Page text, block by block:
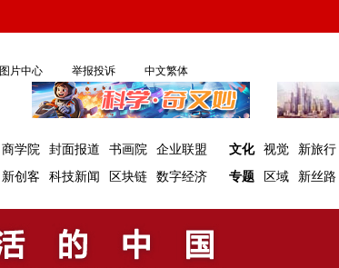
图片中心 举报投诉 中文繁体
商学院 封面报道 书画院
企业联盟
新创客 科技新闻 区块链 数字经济
文化 视觉 新旅行
专题
区域 新丝路